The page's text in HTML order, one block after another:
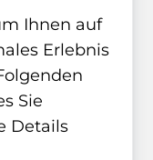
Ihnen auf
Erlebnis
Sie
Details